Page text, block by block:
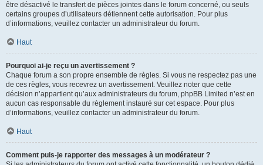
être désactivé le transfert de pièces jointes dans le forum concerné, ou seuls
certains groupes d’utilisateurs détiennent cette autorisation. Pour plus
d’informations, veuillez contacter un administrateur du forum.
Haut
Pourquoi ai-je reçu un avertissement ?
Chaque forum a son propre ensemble de règles. Si vous ne respectez pas une
de ces règles, vous recevrez un avertissement. Veuillez noter que cette
décision n’appartient qu’aux administrateurs du forum, phpBB Limited n’est en
aucun cas responsable du règlement instauré sur cet espace. Pour plus
d’informations, veuillez contacter un administrateur du forum.
Haut
Comment puis-je rapporter des messages à un modérateur ?